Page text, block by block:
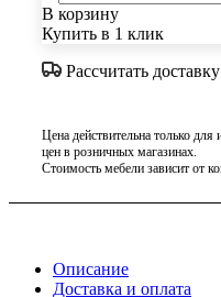
В корзину
Купить в 1 клик
Рассчитать доставку
Цена действительна только для
цен в розничных магазинах.
Стоимость мебели зависит от
Описание
Доставка и оплата